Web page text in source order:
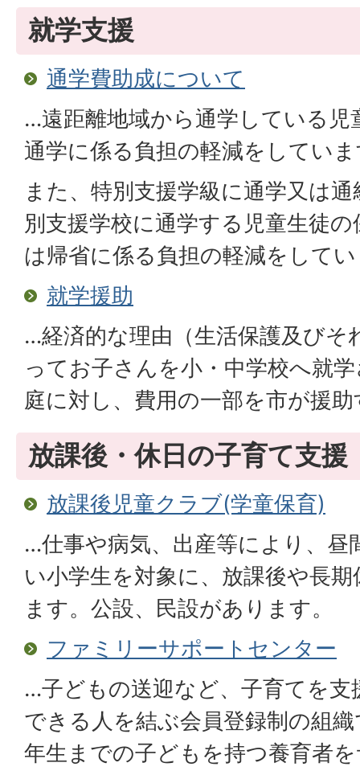
就学支援
通学費助成について
…遠距離地域から通学している児
通学に係る負担の軽減をしてい
また、特別支援学級に通学又は
別支援学校に通学する児童生徒
は帰省に係る負担の軽減をして
就学援助
…経済的な理由（生活保護及びそ
ってお子さんを小・中学校へ就
庭に対し、費用の一部を市が援
放課後・休日の子育て支援
放課後児童クラブ(学童保育)
…仕事や病気、出産等により、昼
い小学生を対象に、放課後や長
ます。公設、民設があります。
ファミリーサポートセンター
…子どもの送迎など、子育てを支
できる人を結ぶ会員登録制の組
年生までの子どもを持つ養育者